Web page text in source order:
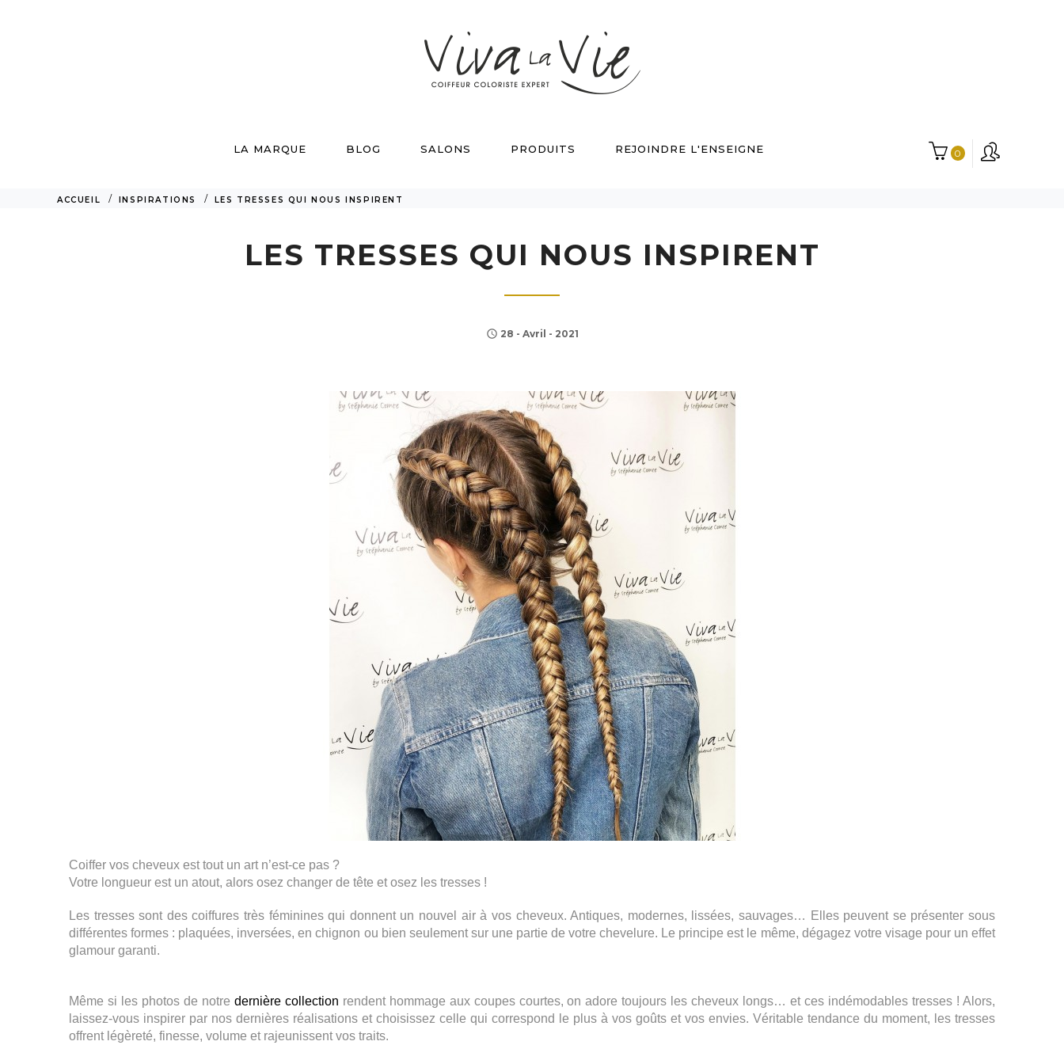
0
LA MARQUE BLOG SALONS PRODUITS REJOINDRE L'ENSEIGNE
ACCUEIL INSPIRATIONS LES TRESSES QUI NOUS INSPIRENT
LES TRESSES QUI NOUS INSPIRENT
 28 - Avril - 2021
Coiffer vos cheveux est tout un art n’est-ce pas ?
Votre longueur est un atout, alors osez changer de tête et osez les tresses !
Les tresses sont des coiffures très féminines qui donnent un nouvel air à vos cheveux. Antiques, modernes, lissées, sauvages…
Elles peuvent se présenter sous
différentes formes : plaquées, inversées, en chignon ou bien seulement sur une partie de votre chevelure. Le principe est le même, dégagez votre visage pour un effet
glamour garanti.
Même si les photos de notre dernière collection rendent hommage aux coupes courtes, on adore toujours les cheveux longs… et ces indémodables tresses ! Alors,
aissez-vous inspirer par nos dernières réalisations et choisissez celle qui correspond le plus à vos goûts et vos envies. Véritable tendance du moment, les tresses
offrent légèreté, finesse, volume et rajeunissent vos traits.